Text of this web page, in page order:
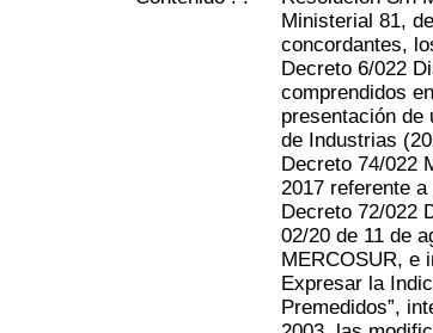
Ministerial 81,
concordantes,
Decreto 6/022
comprendidos
presentación de
de Industrias
Decreto 74/022
2017 referente
Decreto 72/022
02/20 de 11 de
MERCOSUR, e
Expresar la
Premedidos”,